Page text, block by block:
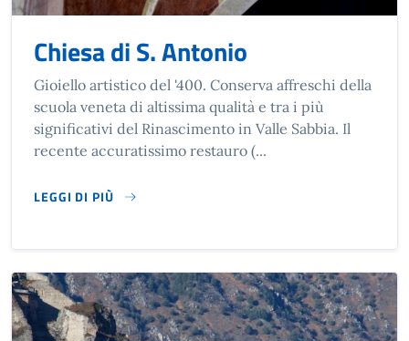
Chiesa di S. Antonio
Gioiello artistico del '400. Conserva affreschi della
scuola veneta di altissima qualità e tra i più
significativi del Rinascimento in Valle Sabbia. Il
recente accuratissimo restauro (...
LEGGI DI PIÙ
SU CHIESA DI S. ANTONIO